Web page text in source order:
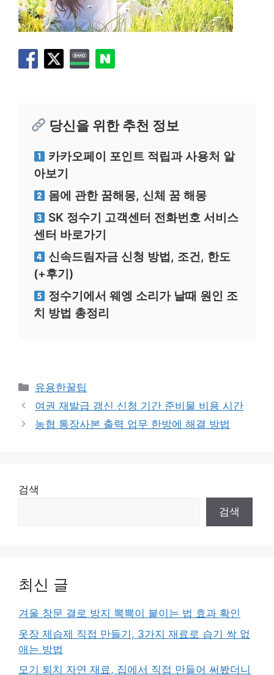
당신을 위한 추천 정보
카카오페이 포인트 적립과 사용처 알
아보기
몸에 관한 꿈해몽, 신체 꿈 해몽
SK 정수기 고객센터 전화번호 서비스
센터 바로가기
신속드림자금 신청 방법, 조건, 한도
(+후기)
정수기에서 웨엥 소리가 날때 원인 조
치 방법 총정리
카
테
리
유용한꿀팁
여권 재발급 갱신 신청 기간 준비물 비용 시간
농협 통장사본 출력 업무 한방에 해결 방법
검색
검색
최신 글
겨울 창문 결로 방지 뽁뽁이 붙이는 법 효과 확인
옷장 제습제 직접 만들기, 3가지 재료로 습기 싹 없
애는 방법
모기 퇴치 자연 재료, 집에서 직접 만들어 써봤더니